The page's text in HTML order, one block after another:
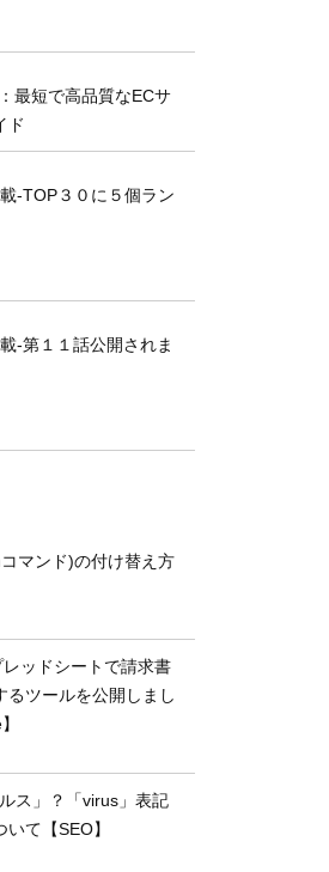
最短で高品質なECサ
ド
-TOP３０に５個ラン
-第１１話公開されま
マンド)の付け替え方
レッドシートで請求書
るツールを公開しまし
ス」？「virus」表記
て【SEO】